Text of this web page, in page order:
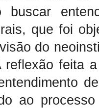
buscar
que foi
do
reflexão feita
ao